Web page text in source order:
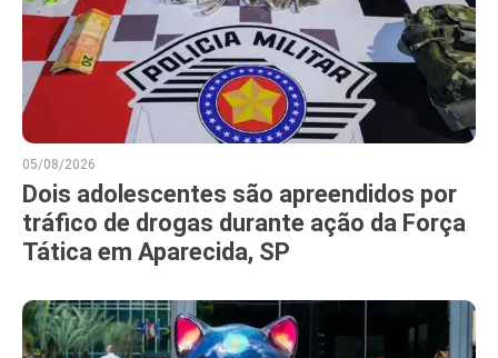
05/08/2026
Dois adolescentes são apreendidos por
tráfico de drogas durante ação da Força
Tática em Aparecida, SP